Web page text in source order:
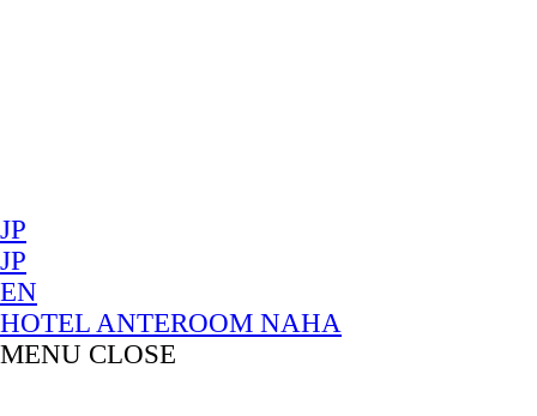
JP
JP
EN
HOTEL ANTEROOM NAHA
MENU CLOSE